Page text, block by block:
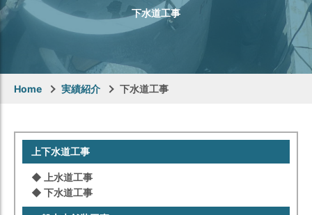
下⽔道⼯事
Home 実績紹介 下⽔道⼯事
上下⽔道⼯事
◆ 上⽔道⼯事
◆ 下⽔道⼯事